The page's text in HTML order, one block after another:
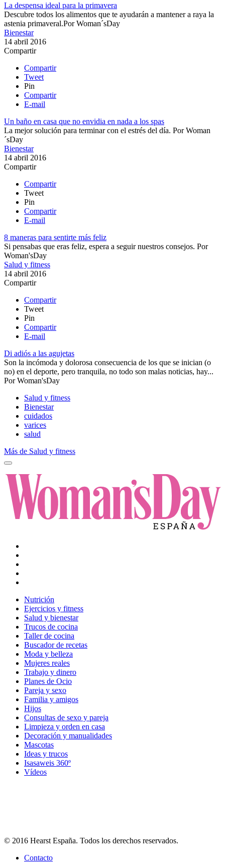
La despensa ideal para la primavera
​Descubre todos los alimentos que te ayudarán a mantener a raya la
astenia primaveral.​PorWoman´sDay
Bienestar
14 abril 2016
Compartir
Compartir
Tweet
Pin
Compartir
E-mail
Un baño en casa que no envidia en nada a los spas
La mejor solución para terminar con el estrés del día. PorWoman
´sDay
Bienestar
14 abril 2016
Compartir
Compartir
Tweet
Pin
Compartir
E-mail
8 maneras para sentirte más feliz
​Si pensabas que eras feliz, espera a seguir nuestros consejos. Por
Woman'sDay
Salud y fitness
14 abril 2016
Compartir
Compartir
Tweet
Pin
Compartir
E-mail
Di adiós a las agujetas
​Son la incómoda y dolorosa consecuencia de los que se inician (o
no) en el deporte, pero tranquila, no todo son malas noticias, hay...
PorWoman'sDay
Salud y fitness
Bienestar
cuidados
varices
salud
Más de Salud y fitness
Nutrición
Ejercicios y fitness
Salud y bienestar
Trucos de cocina
Taller de cocina
Buscador de recetas
Moda y belleza
Mujeres reales
Trabajo y dinero
Planes de Ocio
Pareja y sexo
Familia y amigos
Hijos
Consultas de sexo y pareja
Limpieza y orden en casa
Decoración y manualidades
Mascotas
Ideas y trucos
Isasaweis 360º
Vídeos
© 2016 Hearst España. Todos los derechos reservados.
Contacto